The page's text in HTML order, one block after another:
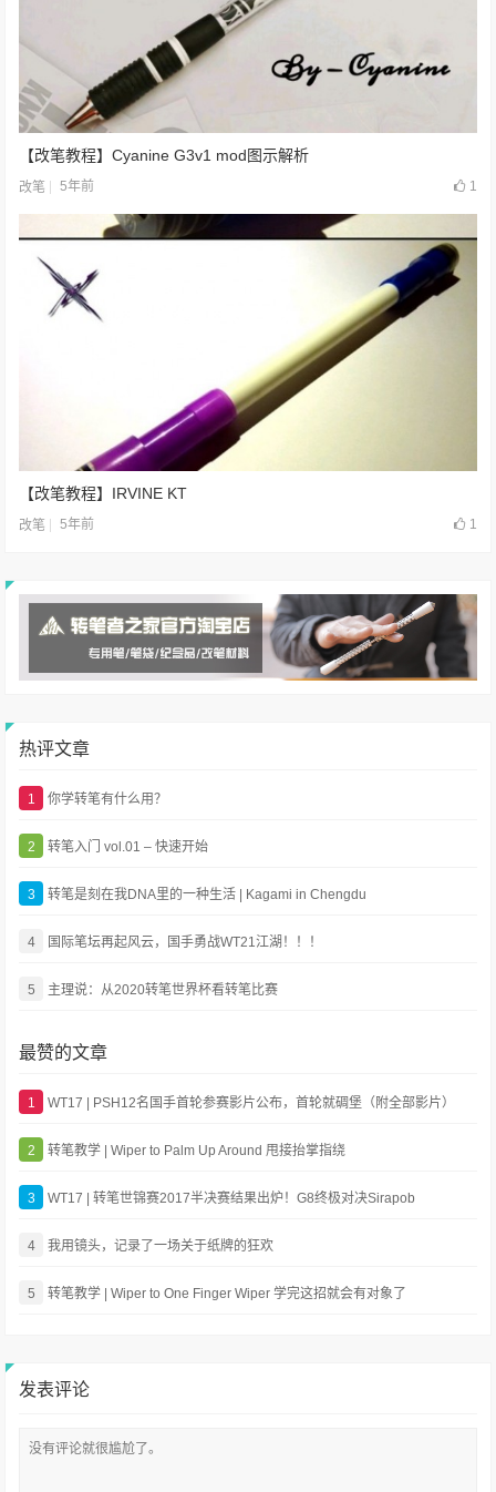
【改笔教程】Cyanine G3v1 mod图示解析
改笔 5年前 1
【改笔教程】IRVINE KT
改笔 5年前 1
热评文章
1 你学转笔有什么用？
2 转笔入门 vol.01 – 快速开始
3 转笔是刻在我DNA里的一种生活 | Kagami in Chengdu
4 国际笔坛再起风云，国手勇战WT21江湖！！！
5 主理说：从2020转笔世界杯看转笔比赛
最赞的文章
1 WT17 | PSH12名国手首轮参赛影片公布，首轮就碉堡（附全部影片）
2 转笔教学 | Wiper to Palm Up Around 甩接抬掌指绕
3 WT17 | 转笔世锦赛2017半决赛结果出炉！G8终极对决Sirapob
4 我用镜头，记录了一场关于纸牌的狂欢
5 转笔教学 | Wiper to One Finger Wiper 学完这招就会有对象了
发表评论